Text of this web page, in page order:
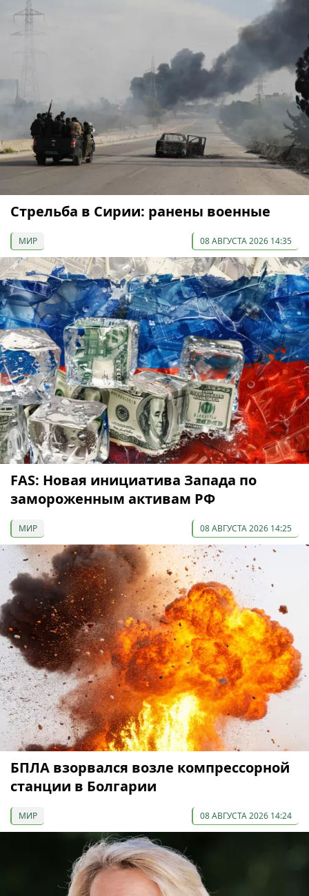
Стрельба в Сирии: ранены военные
МИР 08 АВГУСТА 2026 14:35
FAS: Новая инициатива Запада по
замороженным активам РФ
МИР 08 АВГУСТА 2026 14:25
БПЛА взорвался возле компрессорной
станции в Болгарии
МИР 08 АВГУСТА 2026 14:24